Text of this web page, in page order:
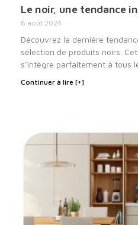
Le noir, une tendance
8 août 2024
Découvrez la dernière
sélection de produits noirs.
s’intègre parfaitement à tous
Continuer à lire [+]